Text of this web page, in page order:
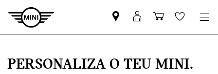
Pesquisar
parceiro
Iniciar
sessão
Carrinho
de
Wishlist
PERSONALIZA O TEU MINI.